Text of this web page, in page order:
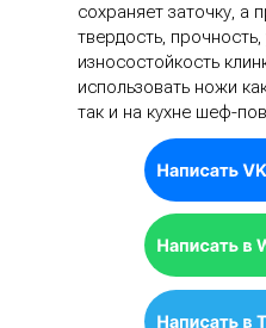
сохраняет заточку, а
твердость, прочность,
износостойкость
использовать ножи
так и на кухне шеф-